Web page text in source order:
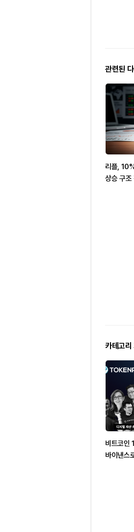
관련된
리플,
상승 구조
카테고리
비트코인
바이낸스